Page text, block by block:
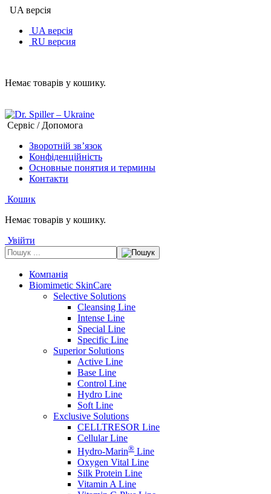
UA версія
UA версія
RU версия
Немає товарів у кошику.
Сервіс / Допомога
Зворотній зв’язок
Конфіденційність
Основные понятия и термины
Контакти
Кошик
Немає товарів у кошику.
Увійти
Компанія
Biomimetic SkinCare
Selective Solutions
Cleansing Line
Intense Line
Special Line
Specific Line
Superior Solutions
Active Line
Base Line
Control Line
Hydro Line
Soft Line
Exclusive Solutions
CELLTRESOR Line
Cellular Line
Hydro-Marin® Line
Oxygen Vital Line
Silk Protein Line
Vitamin A Line